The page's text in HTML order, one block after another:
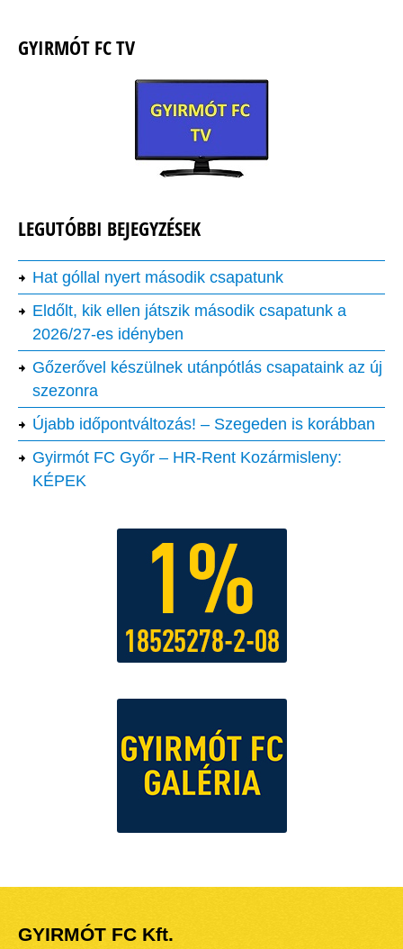
GYIRMÓT FC TV
LEGUTÓBBI BEJEGYZÉSEK
Hat góllal nyert második csapatunk
Eldőlt, kik ellen játszik második csapatunk a
2026/27-es idényben
Gőzerővel készülnek utánpótlás csapataink az új
szezonra
Újabb időpontváltozás! – Szegeden is korábban
Gyirmót FC Győr – HR-Rent Kozármisleny:
KÉPEK
GYIRMÓT FC Kft.